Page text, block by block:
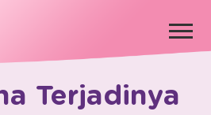
×
Terjadinya